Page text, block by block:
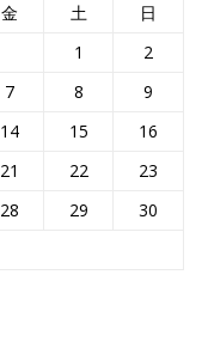
金 土
日
1
2
7 8
9
14 15
16
21 22
23
28 29
30